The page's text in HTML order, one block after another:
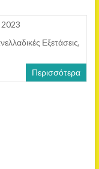
Εξετάσεις,
Περισσότερα